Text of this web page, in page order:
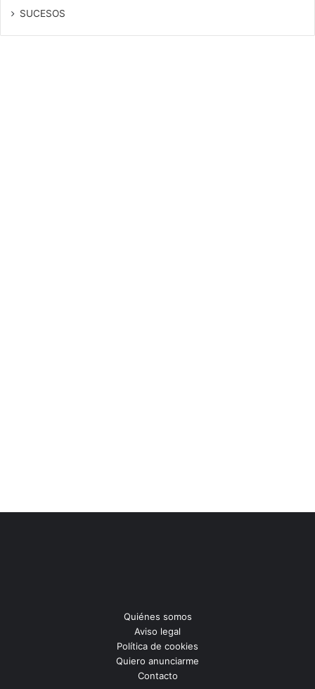
SUCESOS
Quiénes somos
Aviso legal
Política de cookies
Quiero anunciarme
Contacto